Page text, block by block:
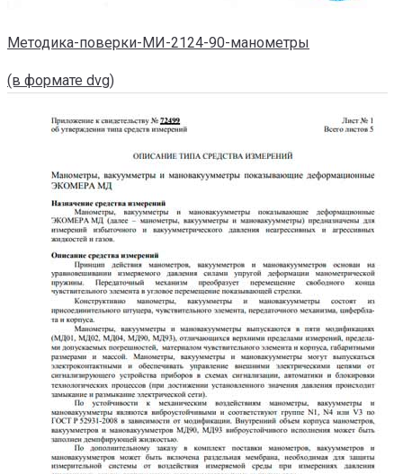
Методика-поверки-МИ-2124-90-манометры
(в формате dvg)